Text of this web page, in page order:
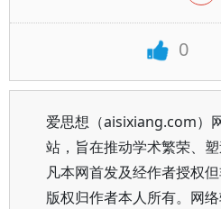
0
爱思想（aisixiang.com）
站，旨在推动学术繁荣、塑
凡本网首发及经作者授权
版权归作者本人所有。网